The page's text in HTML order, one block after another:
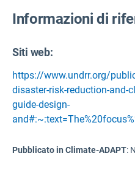
Informazioni di
Siti web:
https://www.undrr.org/
disaster-risk-reduction-and-
guide-design-
Pubblicato in Climate-ADAPT: